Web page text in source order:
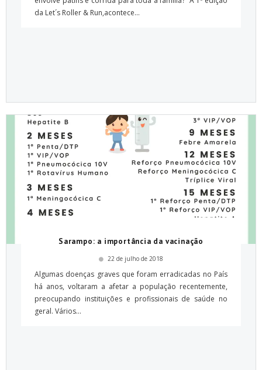
da Let´s Roller & Run,acontece...
Sarampo: a importância da vacinação
22 de julho de 2018
Algumas doenças graves que foram erradicadas no País
há anos, voltaram a afetar a população recentemente,
preocupando instituições e profissionais de saúde no
geral. Vários...